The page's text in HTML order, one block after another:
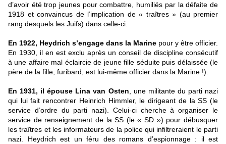
d’avoir été trop jeunes pour combattre, humiliés par la défaite de
1918 et convaincus de l’implication de « traîtres » (au premier
rang desquels les Juifs) dans celle-ci.
En 1922, Heydrich s’engage dans la Marine pour y être officier.
En 1930, il en est exclu après un conseil de discipline consécutif
à une affaire mal éclaircie de jeune fille séduite puis délaissée (le
père de la fille, furibard, est lui-même officier dans la Marine !).
En 1931, il épouse Lina van Osten , une militante du parti nazi
qui lui fait rencontrer Heinrich Himmler, le dirigeant de la SS (le
service d’ordre du parti nazi). Celui-ci cherche à organiser le
service de renseignement de la SS (le « SD ») pour débusquer
les traîtres et les informateurs de la police qui infiltreraient le parti
nazi. Heydrich est un féru des romans d’espionnage : il est